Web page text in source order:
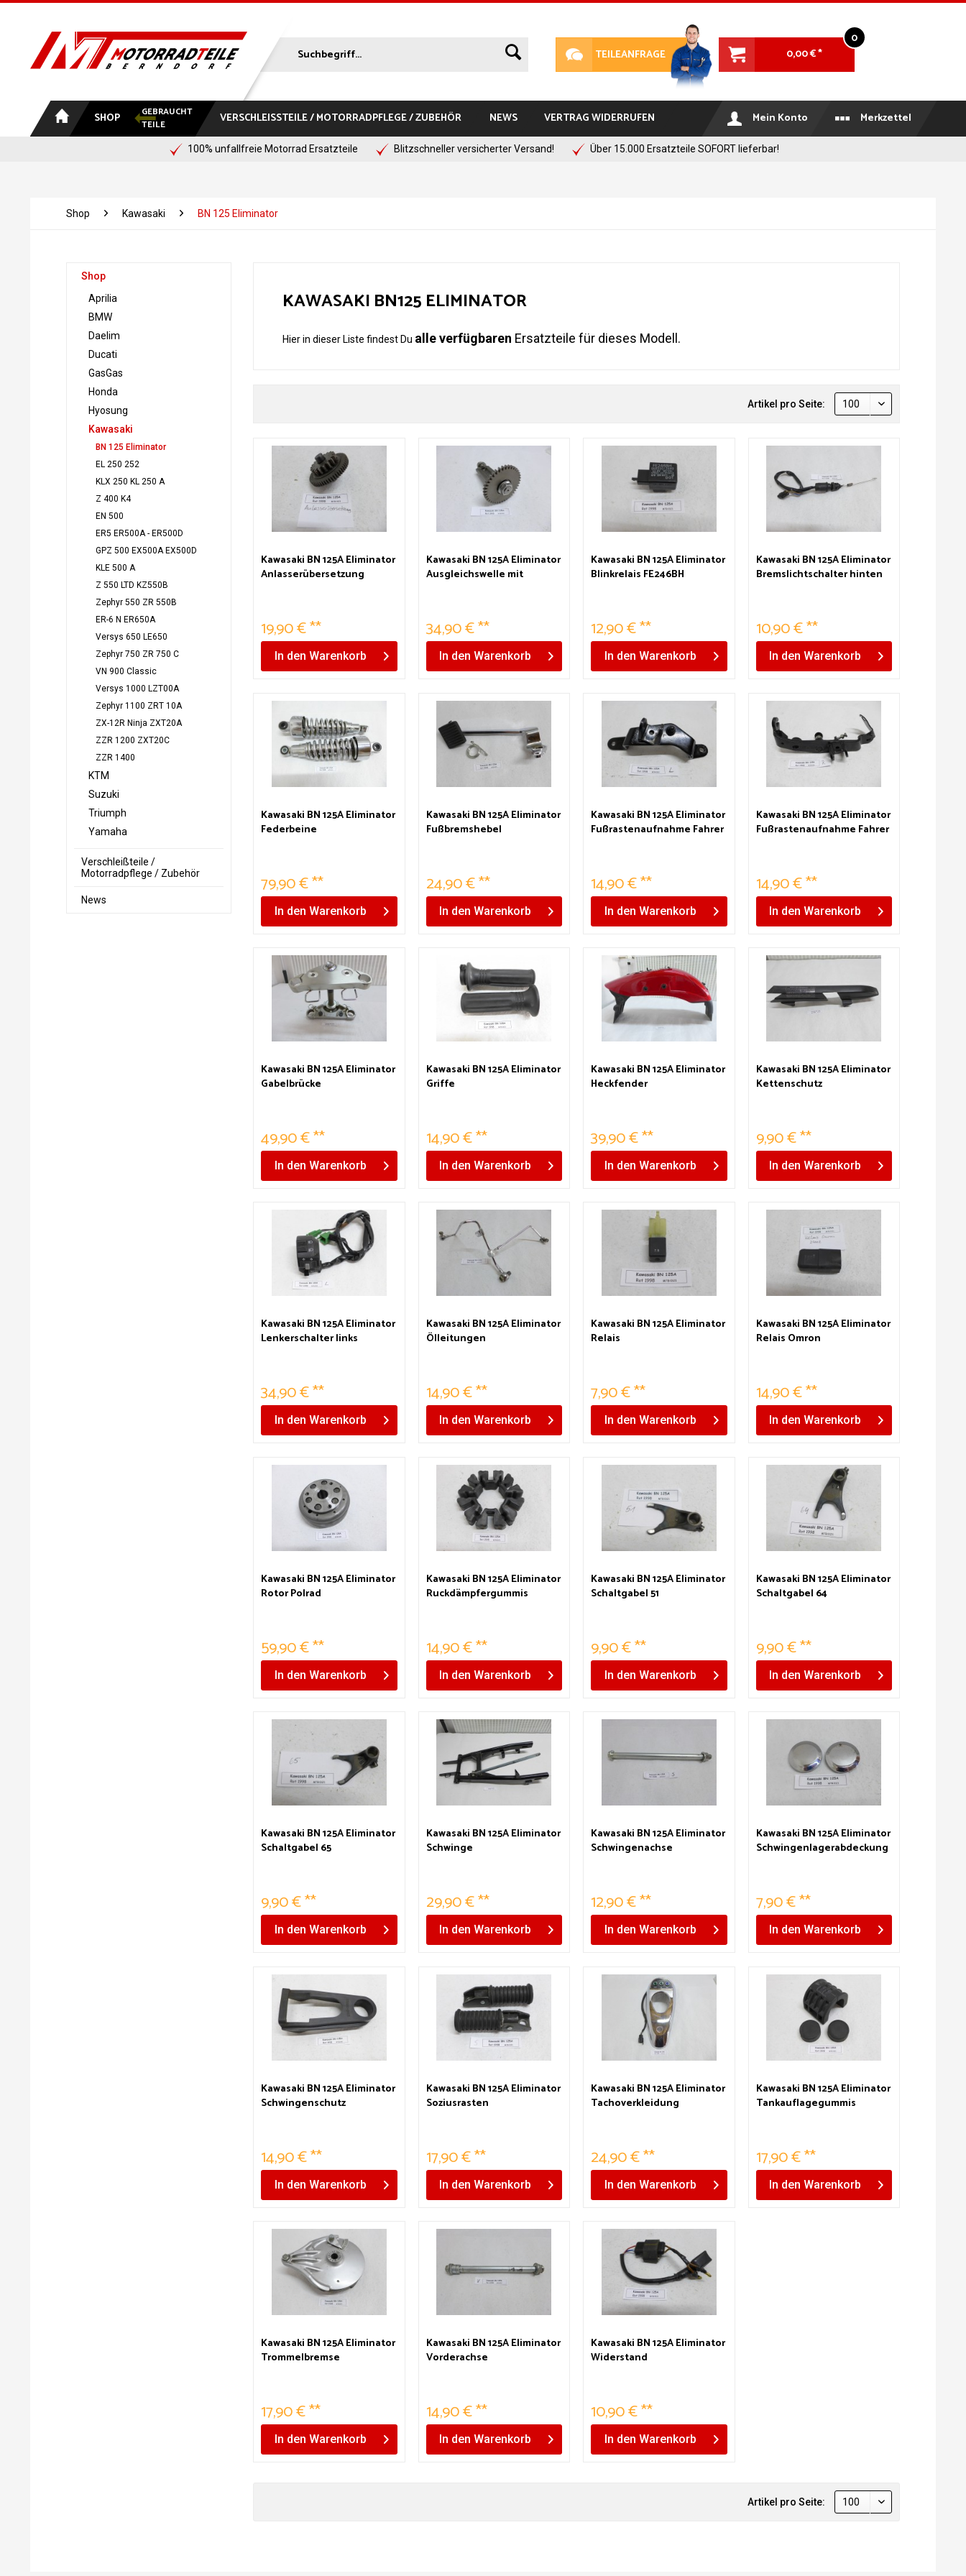
TEILEANFRAGE
0
0,00 € *
SHOP
GEBRAUCHT
TEILE
VERSCHLEISSTEILE / MOTORRADPFLEGE / ZUBEHÖR NEWS VERTRAG WIDERRUFEN Mein Konto Merkzettel
100% unfallfreie Motorrad Ersatzteile Blitzschneller versicherter Versand! Über 15.000 Ersatzteile SOFORT lieferbar!
Shop Kawasaki BN 125 Eliminator
Shop
Aprilia
BMW
Daelim
Ducati
GasGas
Honda
Hyosung
Kawasaki
BN 125 Eliminator
EL 250 252
KLX 250 KL 250 A
Z 400 K4
EN 500
ER5 ER500A - ER500D
GPZ 500 EX500A EX500D
KLE 500 A
Z 550 LTD KZ550B
Zephyr 550 ZR 550B
ER-6 N ER650A
Versys 650 LE650
Zephyr 750 ZR 750 C
VN 900 Classic
Versys 1000 LZT00A
Zephyr 1100 ZRT 10A
ZX-12R Ninja ZXT20A
ZZR 1200 ZXT20C
ZZR 1400
KTM
Suzuki
Triumph
Yamaha
Verschleißteile /
Motorradpflege / Zubehör
News
KAWASAKI BN125 ELIMINATOR
Hier in dieser Liste findest Du alle verfügbaren Ersatzteile für dieses Modell.
Artikel pro Seite:
Kawasaki BN 125A Eliminator
Anlasserübersetzung
19,90 € **
In den Warenkorb
Kawasaki BN 125A Eliminator
Ausgleichswelle mit
34,90 € **
In den Warenkorb
Kawasaki BN 125A Eliminator
Blinkrelais FE246BH
12,90 € **
In den Warenkorb
Kawasaki BN 125A Eliminator
Bremslichtschalter hinten
10,90 € **
In den Warenkorb
Kawasaki BN 125A Eliminator
Federbeine
79,90 € **
In den Warenkorb
Kawasaki BN 125A Eliminator
Fußbremshebel
24,90 € **
In den Warenkorb
Kawasaki BN 125A Eliminator
Fußrastenaufnahme Fahrer
14,90 € **
In den Warenkorb
Kawasaki BN 125A Eliminator
Fußrastenaufnahme Fahrer
14,90 € **
In den Warenkorb
Kawasaki BN 125A Eliminator
Gabelbrücke
49,90 € **
In den Warenkorb
Kawasaki BN 125A Eliminator
Griffe
14,90 € **
In den Warenkorb
Kawasaki BN 125A Eliminator
Heckfender
39,90 € **
In den Warenkorb
Kawasaki BN 125A Eliminator
Kettenschutz
9,90 € **
In den Warenkorb
Kawasaki BN 125A Eliminator
Lenkerschalter links
34,90 € **
In den Warenkorb
Kawasaki BN 125A Eliminator
Ölleitungen
14,90 € **
In den Warenkorb
Kawasaki BN 125A Eliminator
Relais
7,90 € **
In den Warenkorb
Kawasaki BN 125A Eliminator
Relais Omron
14,90 € **
In den Warenkorb
Kawasaki BN 125A Eliminator
Rotor Polrad
59,90 € **
In den Warenkorb
Kawasaki BN 125A Eliminator
Ruckdämpfergummis
14,90 € **
In den Warenkorb
Kawasaki BN 125A Eliminator
Schaltgabel 51
9,90 € **
In den Warenkorb
Kawasaki BN 125A Eliminator
Schaltgabel 64
9,90 € **
In den Warenkorb
Kawasaki BN 125A Eliminator
Schaltgabel 65
9,90 € **
In den Warenkorb
Kawasaki BN 125A Eliminator
Schwinge
29,90 € **
In den Warenkorb
Kawasaki BN 125A Eliminator
Schwingenachse
12,90 € **
In den Warenkorb
Kawasaki BN 125A Eliminator
Schwingenlagerabdeckung
7,90 € **
In den Warenkorb
Kawasaki BN 125A Eliminator
Schwingenschutz
14,90 € **
In den Warenkorb
Kawasaki BN 125A Eliminator
Soziusrasten
17,90 € **
In den Warenkorb
Kawasaki BN 125A Eliminator
Tachoverkleidung
24,90 € **
In den Warenkorb
Kawasaki BN 125A Eliminator
Tankauflagegummis
17,90 € **
In den Warenkorb
Kawasaki BN 125A Eliminator
Trommelbremse
17,90 € **
In den Warenkorb
Kawasaki BN 125A Eliminator
Vorderachse
14,90 € **
In den Warenkorb
Kawasaki BN 125A Eliminator
Widerstand
10,90 € **
In den Warenkorb
Artikel pro Seite: